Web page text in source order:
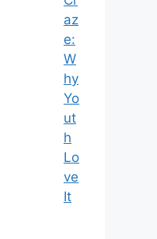
az
e:
W
hy
Yo
ut
h
Lo
ve
It